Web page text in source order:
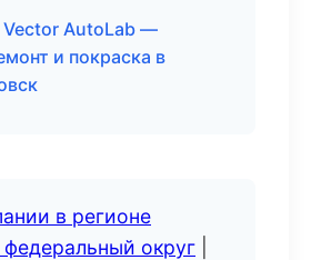
Vector AutoLab —
и покраска в
в регионе
округ